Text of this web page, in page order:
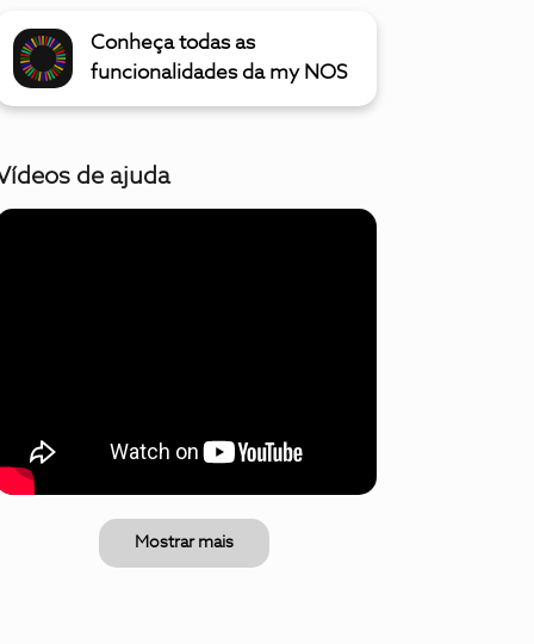
Conheça todas as
funcionalidades da my NOS
de ajuda
Mostrar mais